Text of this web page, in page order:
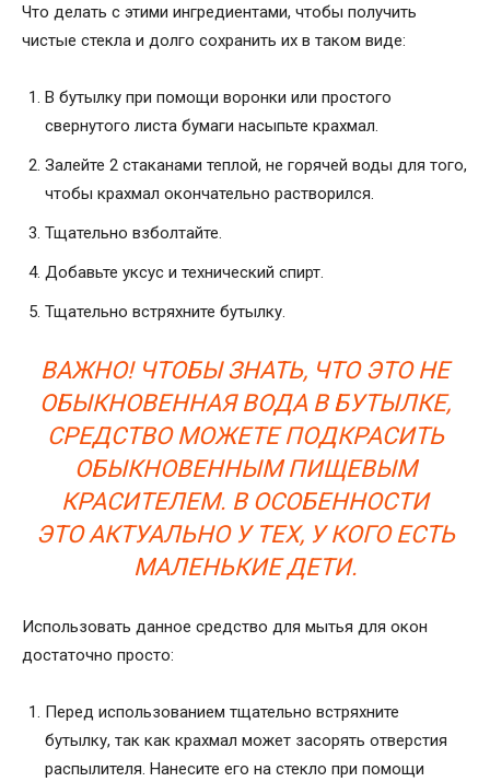
Что делать с этими ингредиентами, чтобы получить
чистые стекла и долго сохранить их в таком виде:
В бутылку при помощи воронки или простого
свернутого листа бумаги насыпьте крахмал.
Залейте 2 стаканами теплой, не горячей воды для того,
чтобы крахмал окончательно растворился.
Тщательно взболтайте.
Добавьте уксус и технический спирт.
Тщательно встряхните бутылку.
ВАЖНО! ЧТОБЫ ЗНАТЬ, ЧТО ЭТО НЕ
ОБЫКНОВЕННАЯ ВОДА В БУТЫЛКЕ,
СРЕДСТВО МОЖЕТЕ ПОДКРАСИТЬ
ОБЫКНОВЕННЫМ ПИЩЕВЫМ
КРАСИТЕЛЕМ. В ОСОБЕННОСТИ
ЭТО АКТУАЛЬНО У ТЕХ, У КОГО ЕСТЬ
МАЛЕНЬКИЕ ДЕТИ.
Использовать данное средство для мытья для окон
достаточно просто:
Перед использованием тщательно встряхните
бутылку, так как крахмал может засорять отверстия
распылителя. Нанесите его на стекло при помощи